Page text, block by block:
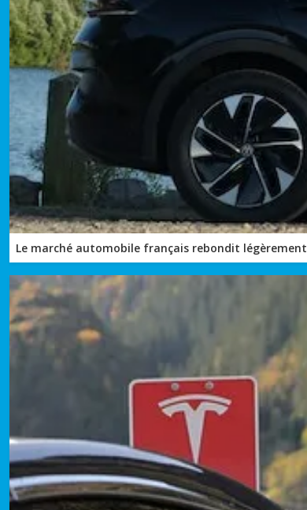
Le marché automobile français rebondit légèrement